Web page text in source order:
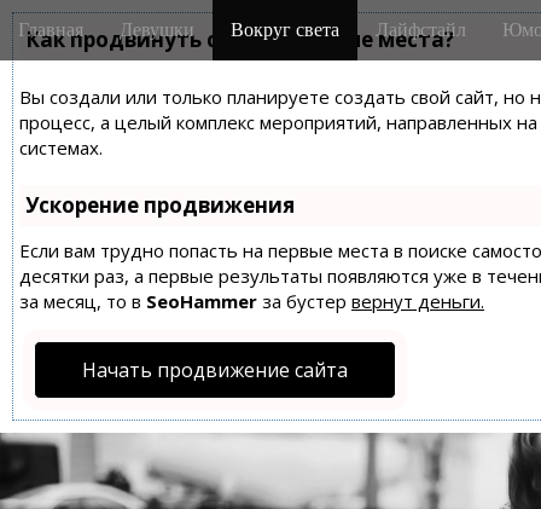
Как продвинуть сайт на первые места?
Вы создали или только планируете создать свой сайт,
процесс, а целый комплекс мероприятий, направленных
системах.
Ускорение продвижения
Если вам трудно попасть на первые места в поиске
десятки раз, а первые результаты появляются уже в
за месяц, то в SeoHammer за бустер вернут деньги.
Начать продвижение сайта
M
a
n
m
e
n
u
i
Главная Девушки Вокруг света Лайфстайл